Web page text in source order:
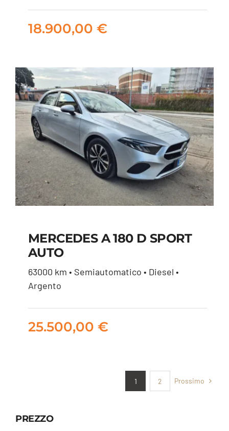
18.900,00
18.900,00 €
MERCEDES A 180 D
25.500,00€
MERCEDES A 180 D SPORT
AUTO
63000 km • Semiautomatico • Diesel •
Argento
25.500,00 €
1 2 Prossimo
PREZZO